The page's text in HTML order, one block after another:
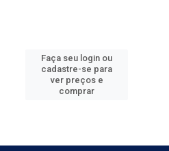
Faça seu login ou
cadastre-se para
ver preços e
comprar